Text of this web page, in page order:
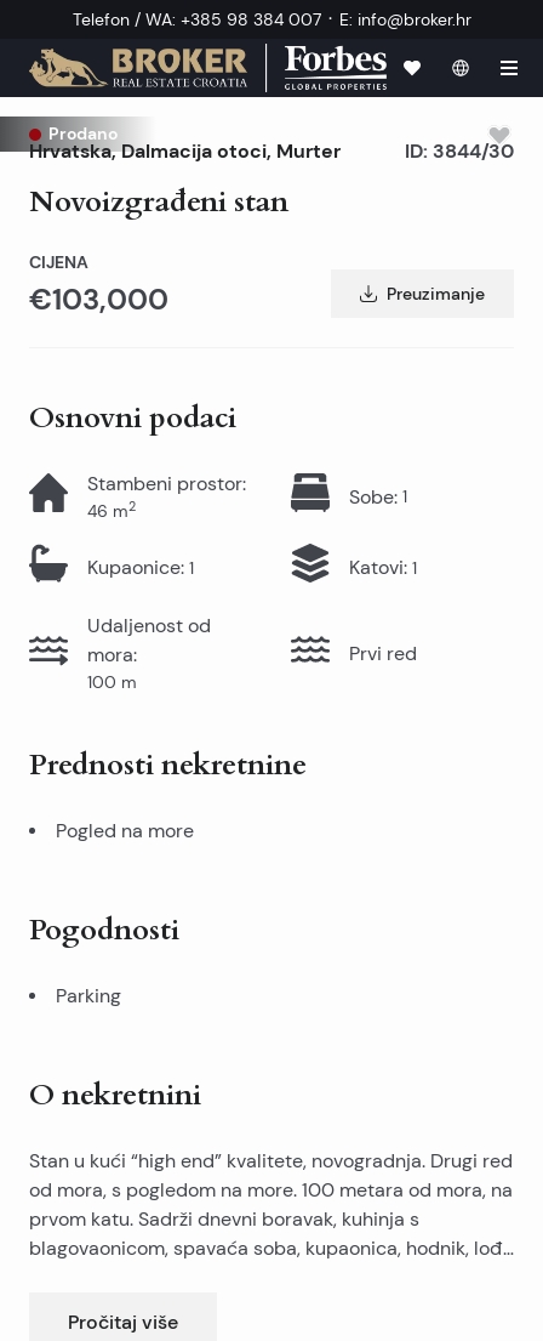
Telefon / WA: +385 98 384 007 · E: info@broker.hr
Prodano
Hrvatska,Dalmacija otoci, Murter
Novoizgrađeni stan
ID: 3844/30
CIJENA
€103,000 Preuzimanje
Osnovni podaci
Stambeni prostor:
46 m2 Sobe: 1
Kupaonice: 1 Katovi: 1
Udaljenost od
mora:
100 m
Prvi red
Prednosti nekretnine
Pogled na more
Pogodnosti
Parking
O nekretnini
Stan u kući “high end” kvalitete, novogradnja. Drugi red
od mora, s pogledom na more. 100 metara od mora, na
prvom katu. Sadrži dnevni boravak, kuhinja s
blagovaonicom, spavaća soba, kupaonica, hodnik, lođu
Pročitaj više